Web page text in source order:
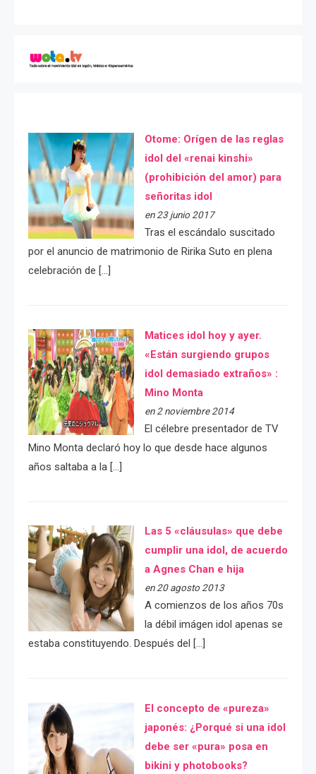
Otome: Orígen de las reglas
idol del «renai kinshi»
(prohibición del amor) para
señoritas idol
en 23 junio 2017
Tras el escándalo suscitado
por el anuncio de matrimonio de Ririka Suto en plena
celebración de […]
Matices idol hoy y ayer.
«Están surgiendo grupos
idol demasiado extraños» :
Mino Monta
en 2 noviembre 2014
El célebre presentador de TV
Mino Monta declaró hoy lo que desde hace algunos
años saltaba a la […]
Las 5 «cláusulas» que debe
cumplir una idol, de acuerdo
a Agnes Chan e hija
en 20 agosto 2013
A comienzos de los años 70s
la débil imágen idol apenas se
estaba constituyendo. Después del […]
El concepto de «pureza»
japonés: ¿Porqué si una idol
debe ser «pura» posa en
bikini y photobooks?